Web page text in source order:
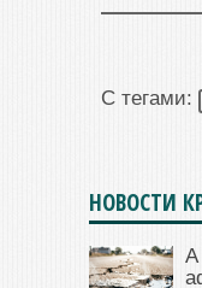
С тегами:
НОВОСТИ
А